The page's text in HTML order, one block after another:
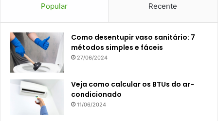
Popular Recente
Como desentupir vaso sanitário: 7
métodos simples e fáceis
27/06/2024
Veja como calcular os BTUs do ar-
condicionado
11/06/2024